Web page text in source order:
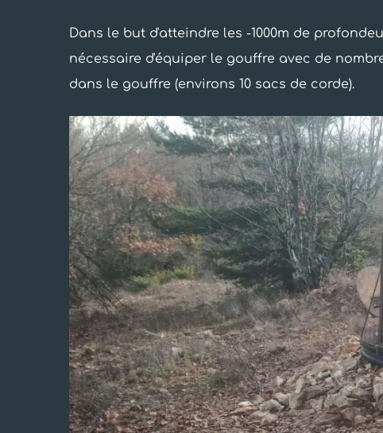
Dans le but d'atteindre les -1000m de
nécessaire d'équiper le gouffre avec de
dans le gouffre (environs 10 sacs de corde).